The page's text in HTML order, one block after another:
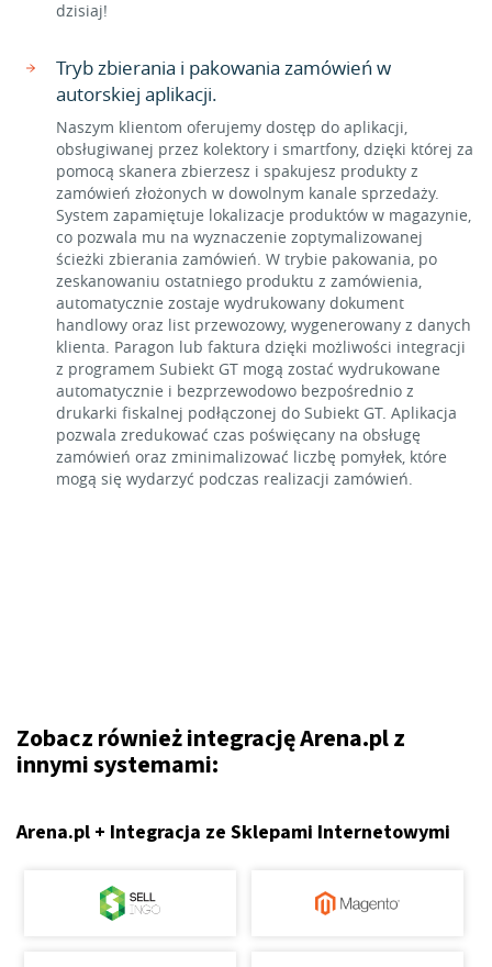
dzisiaj!
Tryb zbierania i pakowania zamówień w
autorskiej aplikacji.
Naszym klientom oferujemy dostęp do aplikacji,
obsługiwanej przez kolektory i smartfony, dzięki której za
pomocą skanera zbierzesz i spakujesz produkty z
zamówień złożonych w dowolnym kanale sprzedaży.
System zapamiętuje lokalizacje produktów w magazynie,
co pozwala mu na wyznaczenie zoptymalizowanej
ścieżki zbierania zamówień. W trybie pakowania, po
zeskanowaniu ostatniego produktu z zamówienia,
automatycznie zostaje wydrukowany dokument
handlowy oraz list przewozowy, wygenerowany z danych
klienta. Paragon lub faktura dzięki możliwości integracji
z programem Subiekt GT mogą zostać wydrukowane
automatycznie i bezprzewodowo bezpośrednio z
drukarki fiskalnej podłączonej do Subiekt GT. Aplikacja
pozwala zredukować czas poświęcany na obsługę
zamówień oraz zminimalizować liczbę pomyłek, które
mogą się wydarzyć podczas realizacji zamówień.
Zobacz również integrację Arena.pl z
innymi systemami:
Arena.pl + Integracja ze Sklepami Internetowymi